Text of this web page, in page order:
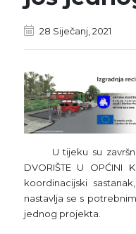
28 Siječanj, 2021
U tijeku su završni
DVORIŠTE U OPĆINI
koordinacijski
nastavlja se s
jednog projekta.